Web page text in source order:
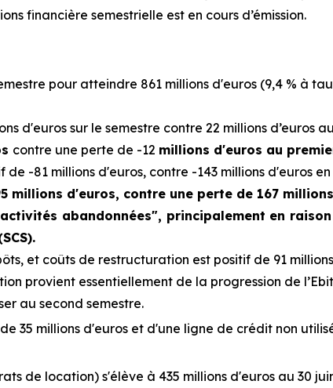
financière semestrielle est en cours d’émission.
pour atteindre 861 millions d'euros (9,4 % à
d'euros sur le semestre contre 22 millions d’euros
contre une perte de -12 millions d'euros au
-81 millions d'euros, contre -143 millions d'euros en
millions d'euros, contre une perte de 167
abandonnées", principalement en
et coûts de restructuration est positif de 91
provient essentiellement de la progression de
au second semestre.
35 millions d'euros et d'une ligne de crédit non
de location) s'élève à 435 millions d'euros au 30